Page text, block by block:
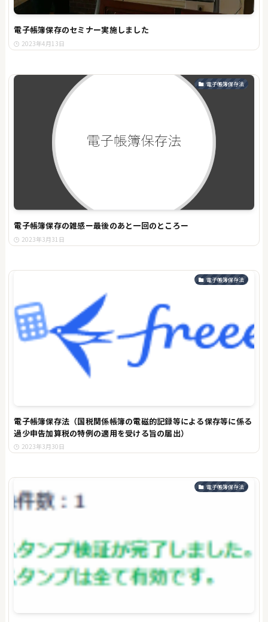
電子帳簿保存のセミナー実施しました
2023年4月13日
電子帳簿保存法
電子帳簿保存の雑感ー最後のあと一回のところー
2023年3月31日
電子帳簿保存法
電子帳簿保存法（国税関係帳簿の電磁的記録等による保存等に係る
過少申告加算税の特例の適用を受ける旨の届出）
2023年3月30日
電子帳簿保存法